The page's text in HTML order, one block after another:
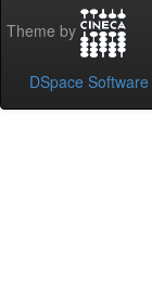
Theme by
DSpace Software